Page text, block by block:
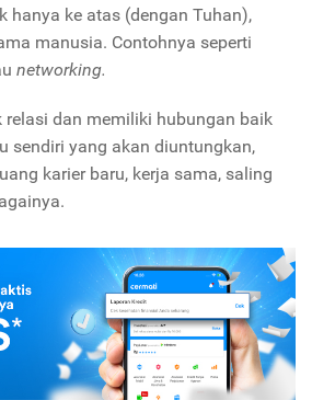
hanya ke atas (dengan Tuhan),
manusia. Contohnya seperti
networking.
dan memiliki hubungan baik
sendiri yang akan diuntungkan,
karier baru, kerja sama, saling